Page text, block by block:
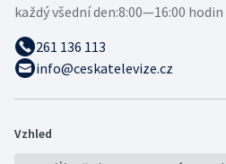
každý všední den:8:00—16:00 hodin
261 136 113
info@ceskatelevize.cz
Vzhled